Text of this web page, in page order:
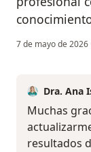
7 de mayo de 2026
Dra. Ana
Muchas
resultados